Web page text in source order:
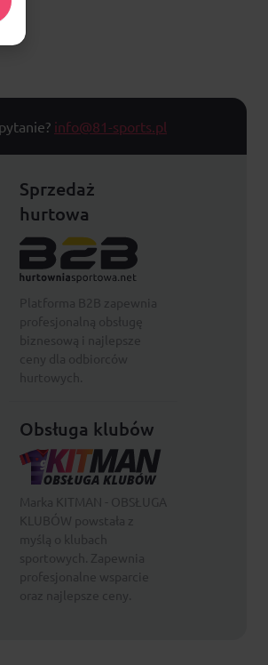
info@81-sports.pl
Sprzedaż
hurtowa
Obsługa klubów